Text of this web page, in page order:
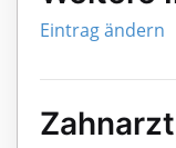
Eintrag ändern